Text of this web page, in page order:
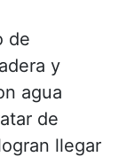
de
y
agua
de
llegar